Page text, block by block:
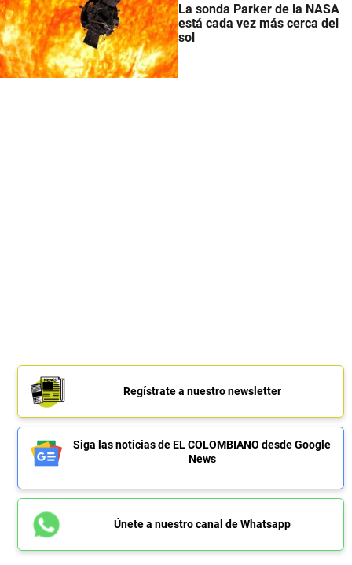
La sonda Parker de la NASA
está cada vez más cerca del
sol
Regístrate a nuestro newsletter
Siga las noticias de EL COLOMBIANO desde Google
News
Únete a nuestro canal de Whatsapp